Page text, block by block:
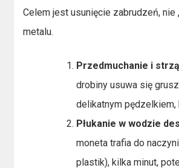
Celem jest usunięcie zabrudzeń, nie
metalu.
Przedmuchanie i
drobiny usuwa się
delikatnym pędzelkiem,
Płukanie w wodzie
moneta trafia do
plastik), kilka minut,